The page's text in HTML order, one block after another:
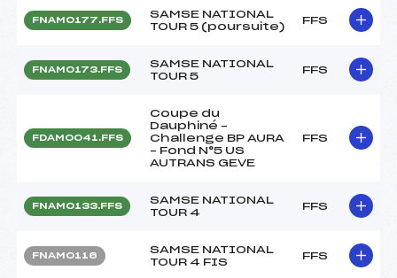
FNAM0177.FFS
SAMSE NATIONAL
TOUR 5 (poursuite)
FFS
FNAM0173.FFS
SAMSE NATIONAL
TOUR 5
FFS
FDAM0041.FFS
Coupe du
Dauphiné –
Challenge BP AURA
– Fond N°5 US
AUTRANS GEVE
FFS
FNAM0133.FFS
SAMSE NATIONAL
TOUR 4
FFS
FNAM0116
SAMSE NATIONAL
TOUR 4 FIS
FFS